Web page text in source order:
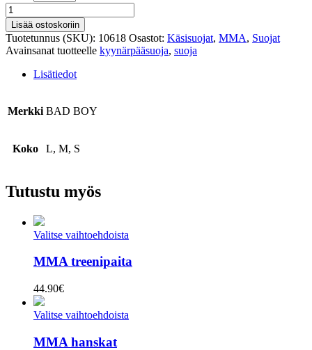
Kyynärpääsuoja
määrä
Lisää ostoskoriin
Tuotetunnus (SKU): 10618 Osastot: Käsisuojat, MMA, Suojat
Avainsanat tuotteelle kyynärpääsuoja, suoja
Lisätiedot
Merkki BAD BOY
Koko L, M, S
Tutustu myös
Valitse vaihtoehdoista
MMA treenipaita
44.90€
Valitse vaihtoehdoista
MMA hanskat